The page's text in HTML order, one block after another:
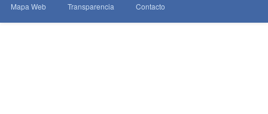
Mapa Web Transparencia Contacto